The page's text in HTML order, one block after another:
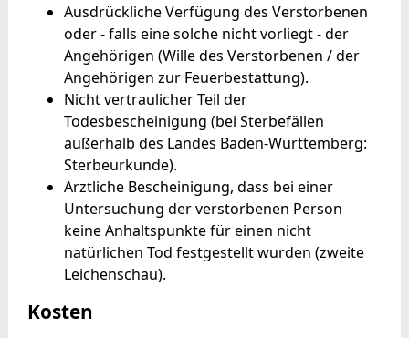
Ausdrückliche Verfügung des Verstorbenen
oder - falls eine solche nicht vorliegt - der
Angehörigen (Wille des Verstorbenen / der
Angehörigen zur Feuerbestattung).
Nicht vertraulicher Teil der
Todesbescheinigung (bei Sterbefällen
außerhalb des Landes Baden-Württemberg:
Sterbeurkunde).
Ärztliche Bescheinigung, dass bei einer
Untersuchung der verstorbenen Person
keine Anhaltspunkte für einen nicht
natürlichen Tod festgestellt wurden (zweite
Leichenschau).
Kosten